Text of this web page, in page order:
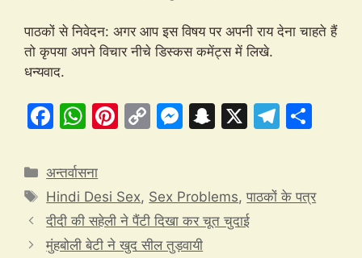
पाठकों से निवेदन: अगर आप इस विषय पर अपनी राय देना चाहते हैं
तो कृपया अपने विचार नीचे डिस्कस कमेंट्स में लिखे.
धन्यवाद.
F
c
e
b
o
W
at
s
A
p
Pi
e
st
C
y
Li
n
M
s
e
n
S
p
c
X
T
gr e
Categories
अन्तर्वासना
Tags
Hindi Desi Sex, Sex Problems,पाठकों के पत्र
दीदी की सहेली ने पैंटी दिखा कर चूत चुदाई
मुंहबोली बेटी ने खुद सील तुड़वायी